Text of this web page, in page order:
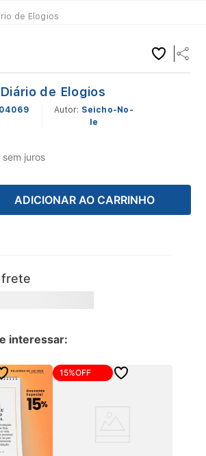
de Elogios
Diário de Elogios
Seicho-No-
Ie
sem juros
ADICIONAR AO CARRINHO
frete
interessar:
15%OFF